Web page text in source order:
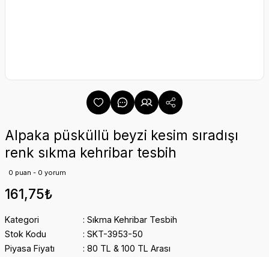
Alpaka püsküllü beyzi kesim sıradışı
renk sıkma kehribar tesbih
0 puan - 0 yorum
161,75₺
Kategori
Sıkma Kehribar Tesbih
Stok Kodu
SKT-3953-50
Piyasa Fiyatı
80 TL & 100 TL Arası